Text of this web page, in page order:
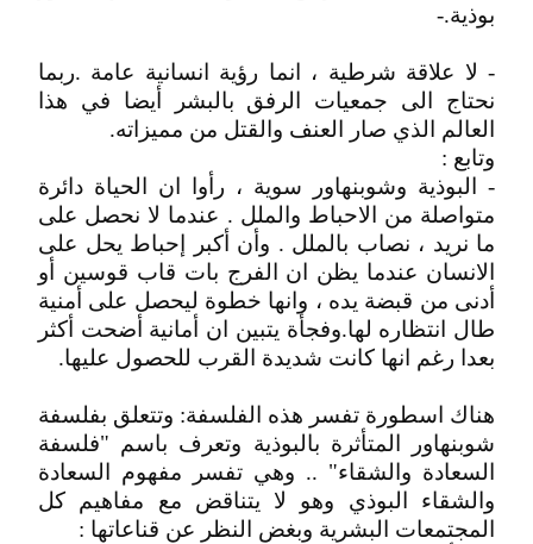
بوذية.-
- لا علاقة شرطية ، انما رؤية انسانية عامة .ربما
نحتاج الى جمعيات الرفق بالبشر أيضا في هذا
العالم الذي صار العنف والقتل من مميزاته.
وتابع :
- البوذية وشوبنهاور سوية ، رأوا ان الحياة دائرة
متواصلة من الاحباط والملل . عندما لا نحصل على
ما نريد ، نصاب بالملل . وأن أكبر إحباط يحل على
الانسان عندما يظن ان الفرج بات قاب قوسين أو
أدنى من قبضة يده ، وانها خطوة ليحصل على أمنية
طال انتظاره لها.وفجأة يتبين ان أمانية أضحت أكثر
بعدا رغم انها كانت شديدة القرب للحصول عليها.
هناك اسطورة تفسر هذه الفلسفة: وتتعلق بفلسفة
شوبنهاور المتأثرة بالبوذية وتعرف باسم "فلسفة
السعادة والشقاء" .. وهي تفسر مفهوم السعادة
والشقاء البوذي وهو لا يتناقض مع مفاهيم كل
المجتمعات البشرية وبغض النظر عن قناعاتها :